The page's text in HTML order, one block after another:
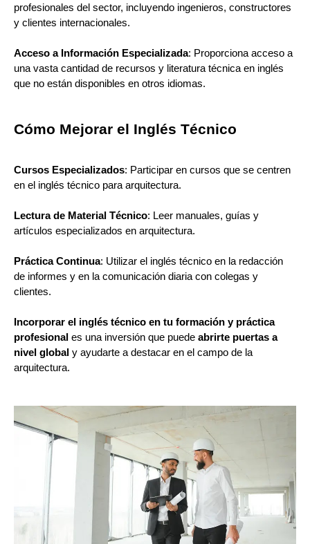
profesionales del sector, incluyendo ingenieros, constructores
y clientes internacionales.
Acceso a Información Especializada: Proporciona acceso a
una vasta cantidad de recursos y literatura técnica en inglés
que no están disponibles en otros idiomas.
Cómo Mejorar el Inglés Técnico
Cursos Especializados: Participar en cursos que se centren
en el inglés técnico para arquitectura.
Lectura de Material Técnico: Leer manuales, guías y
artículos especializados en arquitectura.
Práctica Continua: Utilizar el inglés técnico en la redacción
de informes y en la comunicación diaria con colegas y
clientes.
Incorporar el inglés técnico en tu formación y práctica
profesional es una inversión que puede abrirte puertas a
nivel global y ayudarte a destacar en el campo de la
arquitectura.